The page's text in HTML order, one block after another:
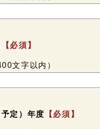
【必須】
文字以内）
定）年度 【必須】